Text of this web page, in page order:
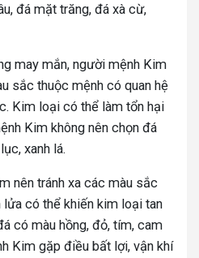
đá mặt trăng, đá xà cừ,
may mắn, người mệnh Kim
sắc thuộc mệnh có quan hệ
Kim loại có thể làm tổn hại
Kim không nên chọn đá
xanh lá.
nên tránh xa các màu sắc
lửa có thể khiến kim loại tan
có màu hồng, đỏ, tím, cam
Kim gặp điều bất lợi, vận khí